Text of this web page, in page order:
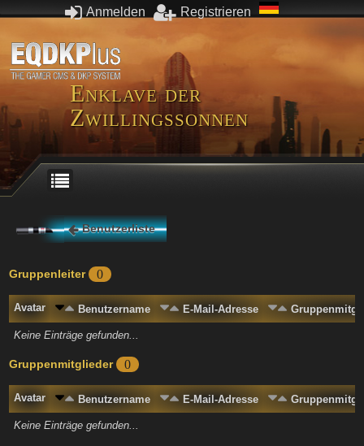
Anmelden Registrieren
Enklave der
Zwillingssonnen
Benutzerliste
Gruppenleiter 0
Avatar Benutzername E-Mail-Adresse
Keine Einträge gefunden...
Gruppenmitglieder 0
Avatar Benutzername E-Mail-Adresse
Keine Einträge gefunden...